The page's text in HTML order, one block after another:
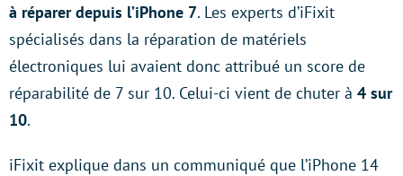
à réparer depuis l’iPhone 7. Les experts d’iFixit
spécialisés dans la réparation de matériels
électroniques lui avaient donc attribué un score de
réparabilité de 7 sur 10. Celui-ci vient de chuter à 4 sur
10.
iFixit explique dans un communiqué que l’iPhone 14